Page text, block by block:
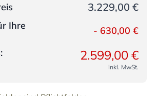
3.229,00 €
Ihre - 630,00 €
2.599,00 €
inkl. MwSt.